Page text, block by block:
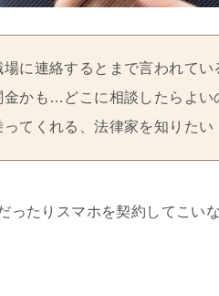
に連絡するとまで言われてい
かも…どこに相談したらよい
てくれる、法律家を知りたい
ったりスマホを契約してこい